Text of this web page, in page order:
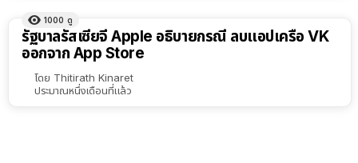
1000 ดู
รัฐบาลรัสเซียจี้ Apple อธิบายกรณี ลบแอปเครือ VK
ออกจาก App Store
โดย Thitirath Kinaret
ประมาณหนึ่งเดือนที่แล้ว